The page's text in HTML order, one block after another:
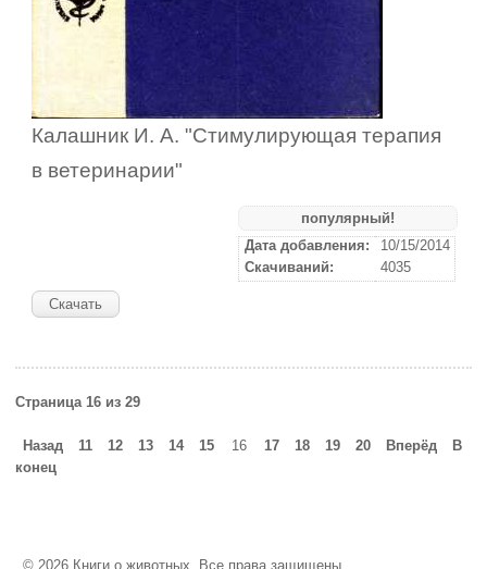
Калашник И. А. "Стимулирующая терапия
в ветеринарии"
популярный!
Дата добавления:
10/15/2014
Скачиваний:
4035
Скачать
Страница 16 из 29
Назад 11 12 13 14 15 16 17 18 19 20 Вперёд
В
конец
© 2026 Книги о животных. Все права защищены.